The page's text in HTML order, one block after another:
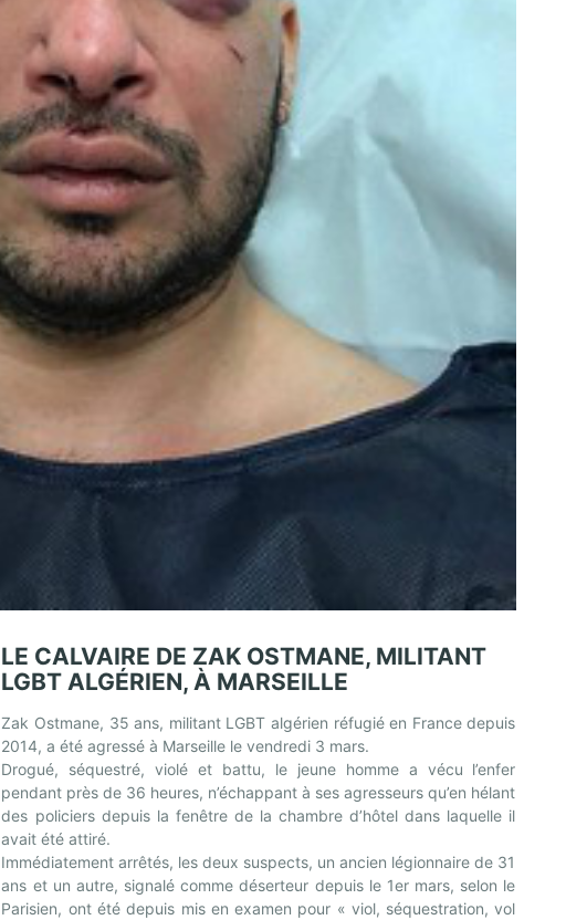
LE CALVAIRE DE ZAK OSTMANE, MILITANT
LGBT ALGÉRIEN, À MARSEILLE
Zak Ostmane, 35 ans, militant LGBT algérien réfugié en France depuis
2014, a été agressé à Marseille le vendredi 3 mars.
Drogué, séquestré, violé et battu, le jeune homme a vécu l’enfer
pendant près de 36 heures, n’échappant à ses agresseurs qu’en hélant
des policiers depuis la fenêtre de la chambre d’hôtel dans laquelle il
avait été attiré.
Immédiatement arrêtés, les deux suspects, un ancien légionnaire de 31
ans et un autre, signalé comme déserteur depuis le 1er mars, selon le
Parisien, ont été depuis mis en examen pour « viol, séquestration, vol